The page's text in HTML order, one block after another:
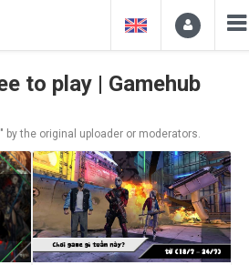
to play | Gamehub
by the original uploader or moderators.